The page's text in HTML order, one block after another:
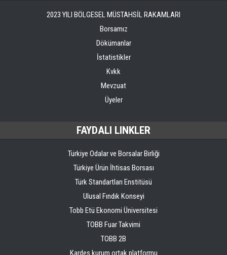
2023 YILI BÖLGESEL MÜSTAHSİL RAKAMLARI
Borsamız
Dökümanlar
İstatistikler
Kvkk
Mevzuat
Üyeler
FAYDALI LINKLER
Türkiye Odalar ve Borsalar Birliği
Türkiye Ürün İhtisas Borsası
Türk Standartları Enstitüsü
Ulusal Fındık Konseyi
Tobb Etü Ekonomi Üniversitesi
TOBB Fuar Takvimi
TOBB 2B
Kardeş kurum ortak platformu